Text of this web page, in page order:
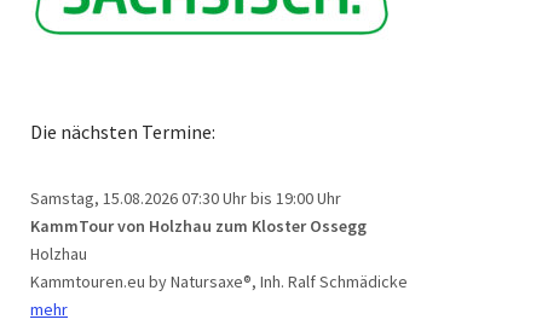
Die nächsten Termine:
Samstag, 15.08.202607:30 Uhr bis 19:00 Uhr
KammTour von Holzhau zum Kloster Ossegg
Holzhau
Kammtouren.eu by Natursaxe®, Inh. Ralf Schmädicke
mehr